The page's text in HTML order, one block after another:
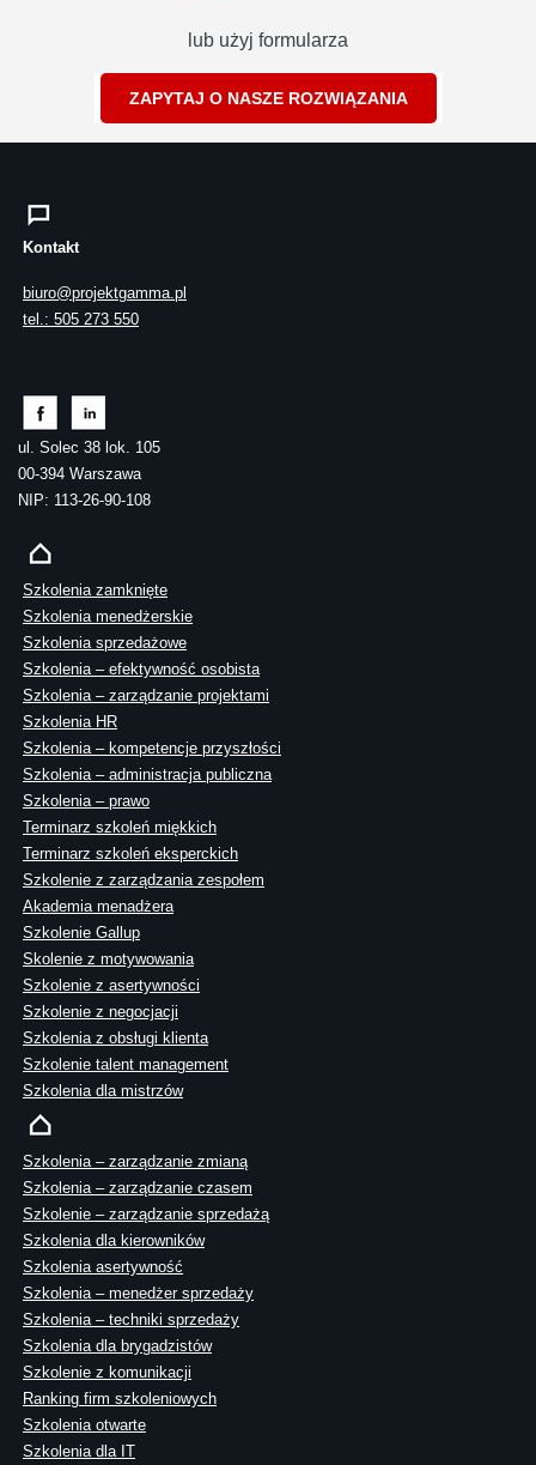
lub użyj formularza
ZAPYTAJ O NASZE ROZWIĄZANIA
Kontakt
biuro@projektgamma.pl
tel.: 505 273 550
ul. Solec 38 lok. 105
00-394 Warszawa
NIP: 113-26-90-108
Szkolenia zamknięte
Szkolenia menedżerskie
Szkolenia sprzedażowe
Szkolenia – efektywność osobista
Szkolenia – zarządzanie projektami
Szkolenia HR
Szkolenia – kompetencje przyszłości
Szkolenia – administracja publiczna
Szkolenia – prawo
Terminarz szkoleń miękkich
Terminarz szkoleń eksperckich
Szkolenie z zarządzania zespołem
Akademia menadżera
Szkolenie Gallup
Skolenie z motywowania
Szkolenie z asertywności
Szkolenie z negocjacji
Szkolenia z obsługi klienta
Szkolenie talent management
Szkolenia dla mistrzów
Szkolenia – zarządzanie zmianą
Szkolenia – zarządzanie czasem
Szkolenie – zarządzanie sprzedażą
Szkolenia dla kierowników
Szkolenia asertywność
Szkolenia – menedżer sprzedaży
Szkolenia – techniki sprzedaży
Szkolenia dla brygadzistów
Szkolenie z komunikacji
Ranking firm szkoleniowych
Szkolenia otwarte
Szkolenia dla IT